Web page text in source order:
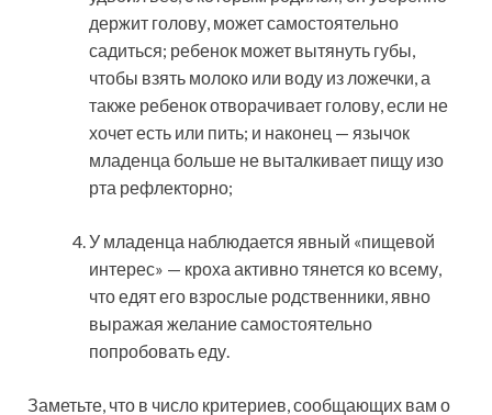
держит голову, может самостоятельно
садиться; ребенок может вытянуть губы,
чтобы взять молоко или воду из ложечки, а
также ребенок отворачивает голову, если не
хочет есть или пить; и наконец — язычок
младенца больше не выталкивает пищу изо
рта рефлекторно;
У младенца наблюдается явный «пищевой
интерес» — кроха активно тянется ко всему,
что едят его взрослые родственники, явно
выражая желание самостоятельно
попробовать еду.
Заметьте, что в число критериев, сообщающих вам о